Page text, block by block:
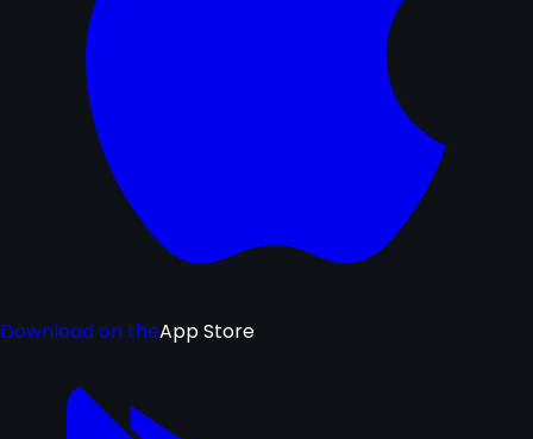
Download on theApp Store